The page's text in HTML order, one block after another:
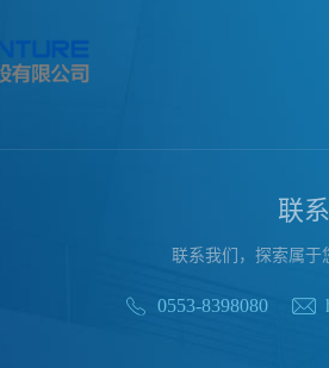
联
联系我们，探索属于
0553-8398080